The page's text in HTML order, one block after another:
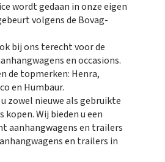
wordt gedaan in onze eigen
volgens de Bovag-
bij ons terecht voor de
en occasions.
de topmerken: Henra,
en Humbaur.
zowel nieuwe als gebruikte
Wij bieden u een
aanhangwagens en trailers
en trailers in